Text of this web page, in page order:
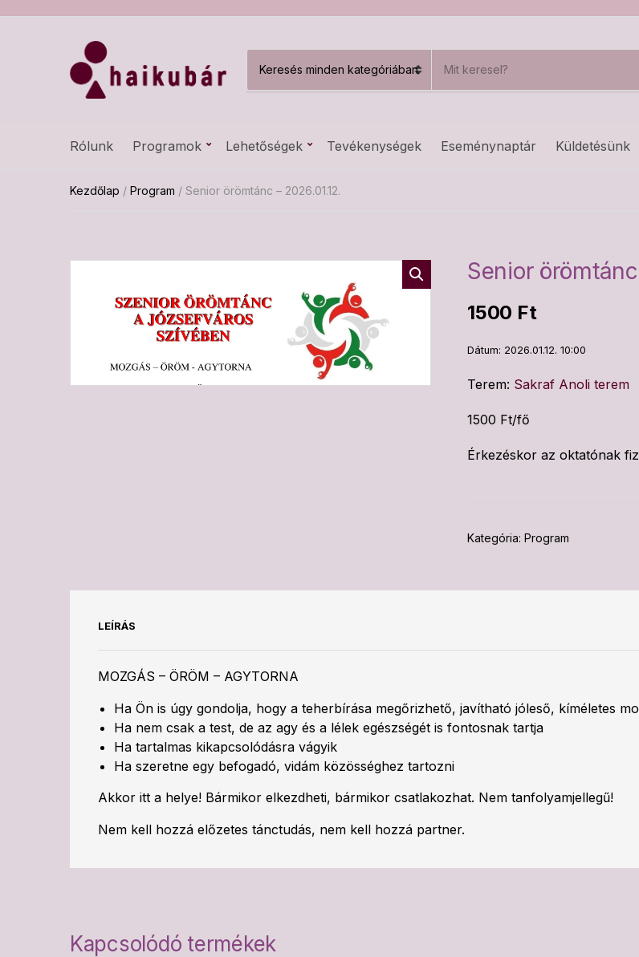
a
g
y
a
s
Rólunk Programok Lehetőségek Tevékenységek Eseménynaptár Küldetésünk
Kezdőlap / Program / Senior örömtánc – 2026.01.12.
Senior
1500 Ft
Dátum: 2026.01.12. 10:00
Terem: Sakraf Anoli terem
1500 Ft/fő
Érkezéskor az oktatónak
Kategória: Program
LEÍRÁS
MOZGÁS – ÖRÖM – AGYTORNA
Ha Ön is úgy gondolja, hogy a teherbírása megőrizhető, javítható jóleső, kíméletes
Ha nem csak a test, de az agy és a lélek egészségét is fontosnak tartja
Ha tartalmas kikapcsolódásra vágyik
Ha szeretne egy befogadó, vidám közösséghez tartozni
Akkor itt a helye! Bármikor elkezdheti, bármikor csatlakozhat. Nem tanfolyamjellegű!
Nem kell hozzá előzetes tánctudás, nem kell hozzá partner.
Kapcsolódó termékek